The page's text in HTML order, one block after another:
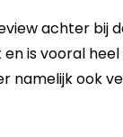
achter bij
is vooral
namelijk ook